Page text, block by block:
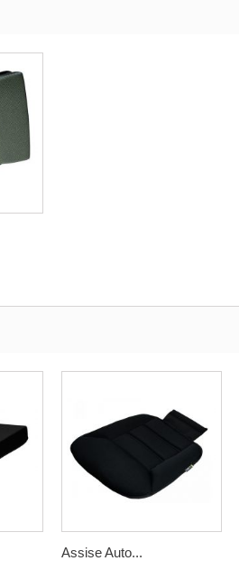
Assise Auto...